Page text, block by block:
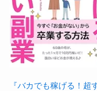
『バカでも稼げる！